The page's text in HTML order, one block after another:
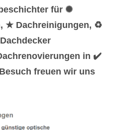
für ✺
★ Dachreinigungen, ♻
in ✔️
freuen wir uns